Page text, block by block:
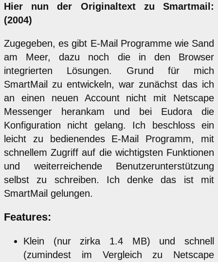
Hier nun der Originaltext zu Smartmail:
(2004)
Zugegeben, es gibt E-Mail Programme wie Sand
am Meer, dazu noch die in den Browser
integrierten Lösungen. Grund für mich
SmartMail zu entwickeln, war zunächst das ich
an einen neuen Account nicht mit Netscape
Messenger herankam und bei Eudora die
Konfiguration nicht gelang. Ich beschloss ein
leicht zu bedienendes E-Mail Programm, mit
schnellem Zugriff auf die wichtigsten Funktionen
und weiterreichende Benutzerunterstützung
selbst zu schreiben. Ich denke das ist mit
SmartMail gelungen.
Features:
Klein (nur zirka 1.4 MB) und schnell
(zumindest im Vergleich zu Netscape